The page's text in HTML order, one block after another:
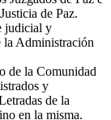
de Paz.
judicial y
la Administración
de la Comunidad
y
de la
en la misma.